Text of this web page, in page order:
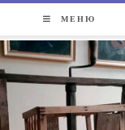
МЕНЮ